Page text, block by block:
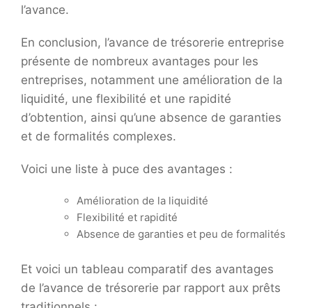
l’avance.
En conclusion, l’avance de trésorerie entreprise
présente de nombreux avantages pour les
entreprises, notamment une amélioration de la
liquidité, une flexibilité et une rapidité
d’obtention, ainsi qu’une absence de garanties
et de formalités complexes.
Voici une liste à puce des avantages :
Amélioration de la liquidité
Flexibilité et rapidité
Absence de garanties et peu de formalités
Et voici un tableau comparatif des avantages
de l’avance de trésorerie par rapport aux prêts